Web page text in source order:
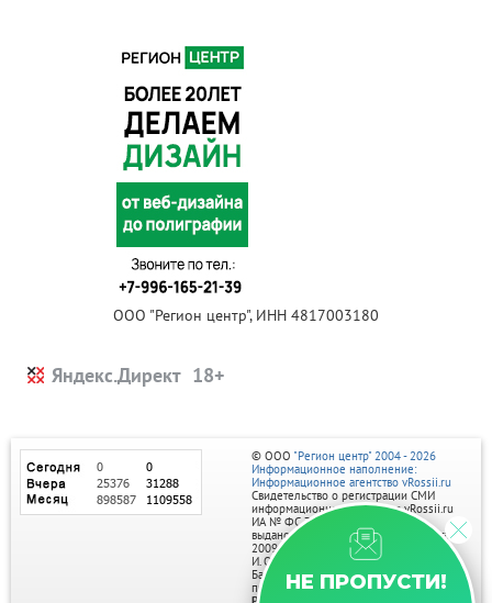
ООО "Регион центр", ИНН 4817003180
Яндекс.Директ
НЕ ПРОПУСТИ!
© ООО "Регион центр" 2004 - 2026
Информационное наполнение:
Информационное агентство vRossii.ru
Свидетельство о регистрации СМИ
информационного агентства vRossii.ru
ИА № ФС 77‑35502
выдано РОСКОМНАДЗОРом 04 марта
2009г.
И. О. Главного редактора Нарыков А. Н.
Баннеры на портале размещаются на
правах рекламы.